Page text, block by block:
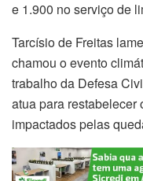
e 1.900 no serviço de
Tarcísio de Freitas
chamou o evento
trabalho da Defesa
atua para restabelecer
impactados pelas